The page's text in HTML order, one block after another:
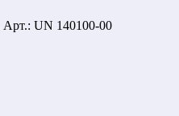
Арт.: UN 140100-00